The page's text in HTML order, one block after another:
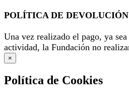
POLÍTICA DE DEVOLUCIÓN
Una vez realizado el pago, ya
actividad, la Fundación no
×
Política de Cookies